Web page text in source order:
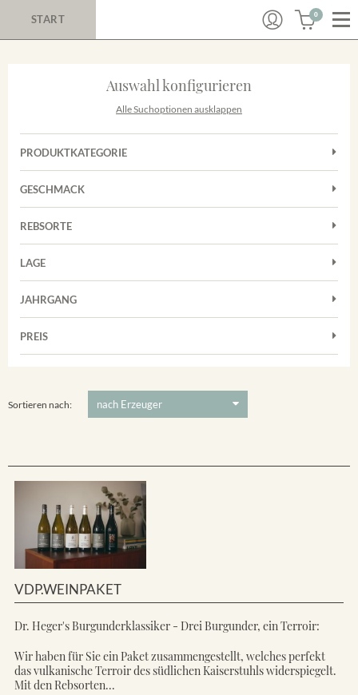
START 0
Auswahl konfigurieren
Alle Suchoptionen ausklappen
PRODUKTKATEGORIE
Cuvées
Rosé
Sekt
GESCHMACK
Trocken
REBSORTE
Auxerrois
Cuvée
Grauburgunder
LAGE
Achkarrer Schlossberg
Merdinger Bühl
Vorderer Winklerberg
JAHRGANG
PREIS
Sortieren nach:
VDP.WEINPAKET
Dr. Heger's Burgunderklassiker - Drei Burgunder, ein Terroir:
Wir haben für Sie ein Paket zusammengestellt, welches perfekt
das vulkanische Terroir des südlichen Kaiserstuhls widerspiegelt.
Mit den Rebsorten...